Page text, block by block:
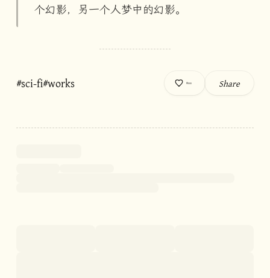
个幻影，另一个人梦中的幻影。
#sci-fi#works Share